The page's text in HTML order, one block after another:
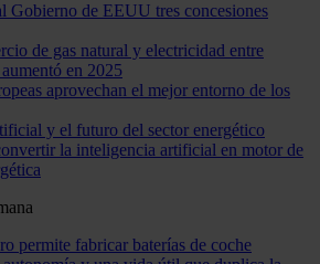
Gobierno de EEUU tres concesiones
de gas natural y electricidad entre
en 2025
aprovechan el mejor entorno de los
y el futuro del sector energético
la inteligencia artificial en motor de
permite fabricar baterías de coche